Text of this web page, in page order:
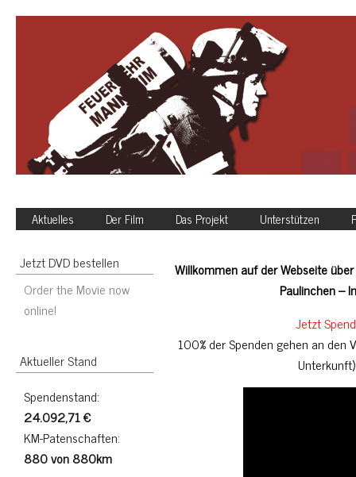
Aktuelles Der Film Das Projekt Unterstützen
Jetzt DVD bestellen
Order the Movie now
online!
Aktueller Stand
Spendenstand:
24.092,71 €
KM-Patenschaften:
880 von 880km
Willkommen auf der Webseite
Paulinchen –
Jetzt
100% der Spenden gehen an den